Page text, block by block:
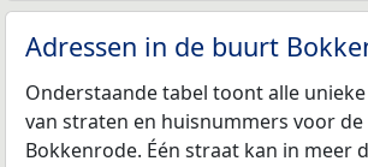
Adressen in de buurt
Onderstaande tabel toont alle
van straten en huisnummers voor
Bokkenrode. Één straat kan in meer